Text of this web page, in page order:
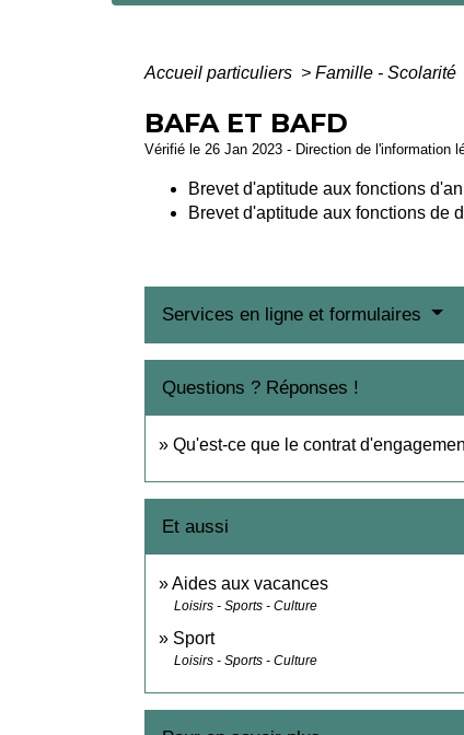
Accueil particuliers > Famille - Scolarité
BAFA ET BAFD
Vérifié le 26 Jan 2023 - Direction de l'information
Brevet d'aptitude aux fonctions
Brevet d'aptitude aux fonctions de
Services en ligne et formulaires
Questions ? Réponses !
Qu'est-ce que le contrat
Et aussi
Aides aux vacances
Loisirs - Sports - Culture
Sport
Loisirs - Sports - Culture